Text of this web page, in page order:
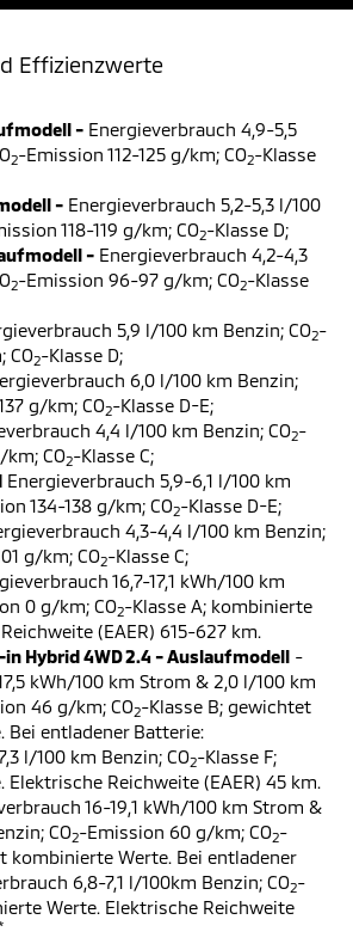
Effizienzwerte
- Energieverbrauch 4,9-5,5
2-Emission 112-125 g/km; CO2-Klasse
- Energieverbrauch 5,2-5,3 l/100
118-119 g/km; CO2-Klasse D;
- Energieverbrauch 4,2-4,3
2-Emission 96-97 g/km; CO2-Klasse
5,9 l/100 km Benzin; CO2-
CO2-Klasse D;
6,0 l/100 km Benzin;
g/km; CO2-Klasse D-E;
4,4 l/100 km Benzin; CO2-
CO2-Klasse C;
Energieverbrauch 5,9-6,1 l/100 km
134-138 g/km; CO2-Klasse D-E;
4,3-4,4 l/100 km Benzin;
g/km; CO2-Klasse C;
16,7-17,1 kWh/100 km
0 g/km; CO2-Klasse A; kombinierte
(EAER) 615-627 km.
in Hybrid 4WD 2.4 - Auslaufmodell -
kWh/100 km Strom & 2,0 l/100 km
46 g/km; CO2-Klasse B; gewichtet
Bei entladener Batterie:
l/100 km Benzin; CO2-Klasse F;
Reichweite (EAER) 45 km.
16-19,1 kWh/100 km Strom &
CO2-Emission 60 g/km; CO2-
kombinierte Werte. Bei entladener
6,8-7,1 l/100km Benzin; CO2-
Werte. Elektrische Reichweite